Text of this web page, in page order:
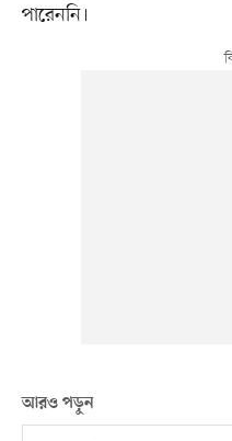
পারেননি।
আরও পড়ুন